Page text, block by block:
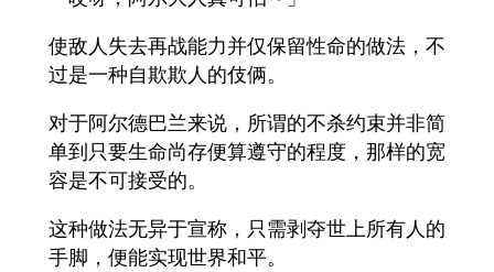
使敌人失去再战能力并仅保留性命的做法，不
过是一种自欺欺人的伎俩。
对于阿尔德巴兰来说，所谓的不杀约束并非简
单到只要生命尚存便算遵守的程度，那样的宽
容是不可接受的。
这种做法无异于宣称，只需剥夺世上所有人的
手脚，便能实现世界和平。